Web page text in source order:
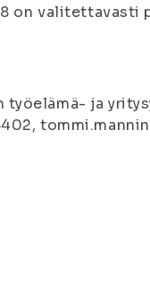
on valitettavasti
työelämä- ja